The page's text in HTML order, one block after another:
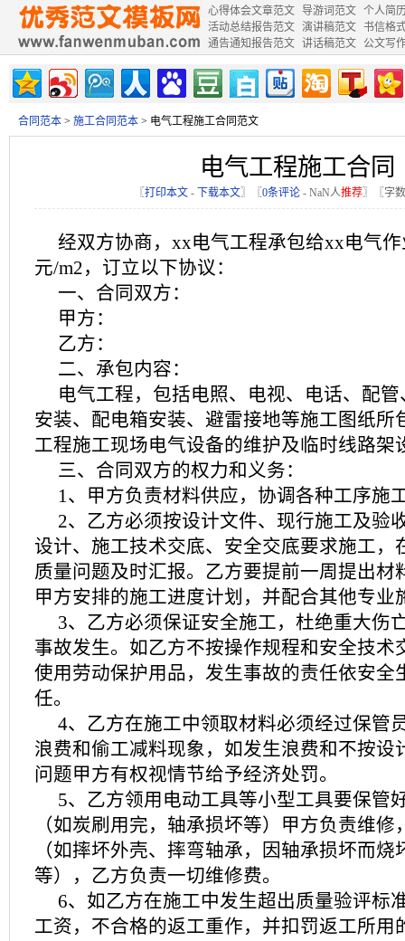
心得体会文章范文 导游词范文 个人简
活动总结报告范文 演讲稿范文 书信格
通告通知报告范文 讲话稿范文 公文写
合同范本 > 施工合同范本 > 电气工程施工合同范文
电气工程施工合同
〖打印本文 - 下载本文〗〖0条评论 - NaN人推荐〗〖字
经双方协商，xx电气工程承包给xx电气
元/m2，订立以下协议：
一、合同双方：
甲方：
乙方：
二、承包内容：
电气工程，包括电照、电视、电话、配
安装、配电箱安装、避雷接地等施工图纸所
工程施工现场电气设备的维护及临时线路架
三、合同双方的权力和义务：
1、甲方负责材料供应，协调各种工序施
2、乙方必须按设计文件、现行施工及验
设计、施工技术交底、安全交底要求施工，
质量问题及时汇报。乙方要提前一周提出材
甲方安排的施工进度计划，并配合其他专业
3、乙方必须保证安全施工，杜绝重大伤
事故发生。如乙方不按操作规程和安全技术
使用劳动保护用品，发生事故的责任依安全
任。
4、乙方在施工中领取材料必须经过保管
浪费和偷工减料现象，如发生浪费和不按设
问题甲方有权视情节给予经济处罚。
5、乙方领用电动工具等小型工具要保管
（如炭刷用完，轴承损坏等）甲方负责维修
（如摔坏外壳、摔弯轴承，因轴承损坏而烧
等），乙方负责一切维修费。
6、如乙方在施工中发生超出质量验评标
工资，不合格的返工重作，并扣罚返工所用